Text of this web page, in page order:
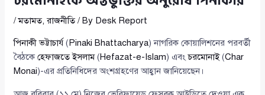
/মতামত,রাজনীতি/ By Desk Report
পিনাকী ভট্টাচার্য ( Pinaki Bhattacharya) নাগরিক কোয়ালিশনের পরবর্তী
বৈঠকেহেফাজতে ইসলাম(Hefazat-e-Islam) এবংচরমোনাই(Char
Monai)-এর প্রতিনিধিদের অংশগ্রহণের আহ্বান জানিয়েছেন।